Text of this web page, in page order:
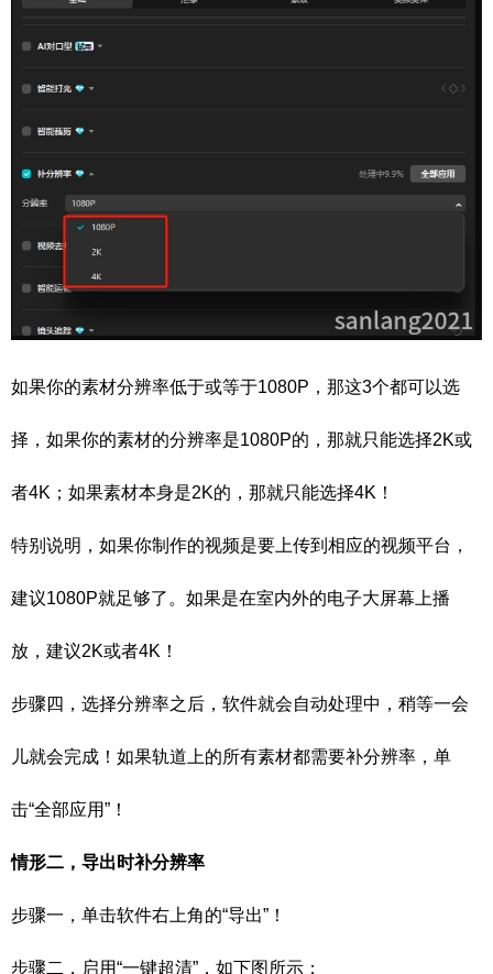
如果你的素材分辨率低于或等于1080P，那这3个都可以选
择，如果你的素材的分辨率是1080P的，那就只能选择2K或
者4K；如果素材本身是2K的，那就只能选择4K！
特别说明，如果你制作的视频是要上传到相应的视频平台，
建议1080P就足够了。如果是在室内外的电子大屏幕上播
放，建议2K或者4K！
步骤四，选择分辨率之后，软件就会自动处理中，稍等一会
儿就会完成！如果轨道上的所有素材都需要补分辨率，单
击“全部应用”！
情形二，导出时补分辨率
步骤一，单击软件右上角的“导出”！
步骤二，启用“一键超清”，如下图所示；